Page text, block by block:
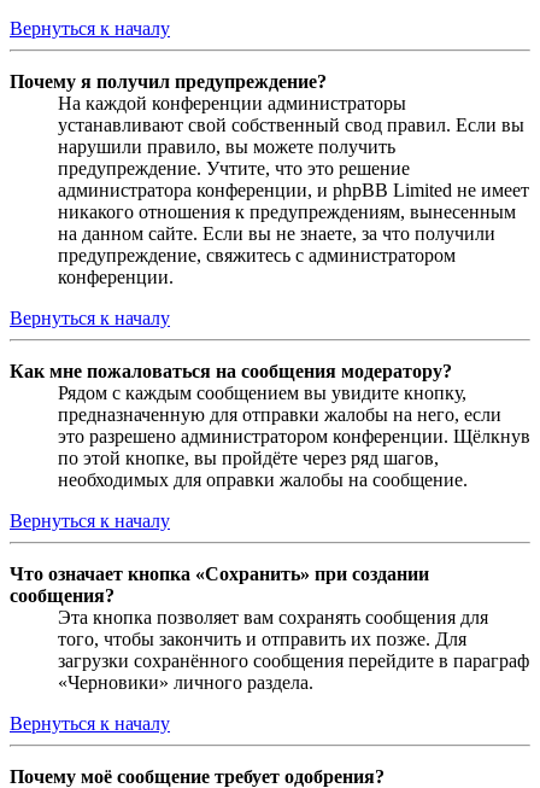
Вернуться к началу
Почему я получил предупреждение?
На каждой конференции администраторы
устанавливают свой собственный свод правил. Если вы
нарушили правило, вы можете получить
предупреждение. Учтите, что это решение
администратора конференции, и phpBB Limited не имеет
никакого отношения к предупреждениям, вынесенным
на данном сайте. Если вы не знаете, за что получили
предупреждение, свяжитесь с администратором
конференции.
Вернуться к началу
Как мне пожаловаться на сообщения модератору?
Рядом с каждым сообщением вы увидите кнопку,
предназначенную для отправки жалобы на него, если
это разрешено администратором конференции. Щёлкнув
по этой кнопке, вы пройдёте через ряд шагов,
необходимых для оправки жалобы на сообщение.
Вернуться к началу
Что означает кнопка «Сохранить» при создании
сообщения?
Эта кнопка позволяет вам сохранять сообщения для
того, чтобы закончить и отправить их позже. Для
загрузки сохранённого сообщения перейдите в параграф
«Черновики» личного раздела.
Вернуться к началу
Почему моё сообщение требует одобрения?